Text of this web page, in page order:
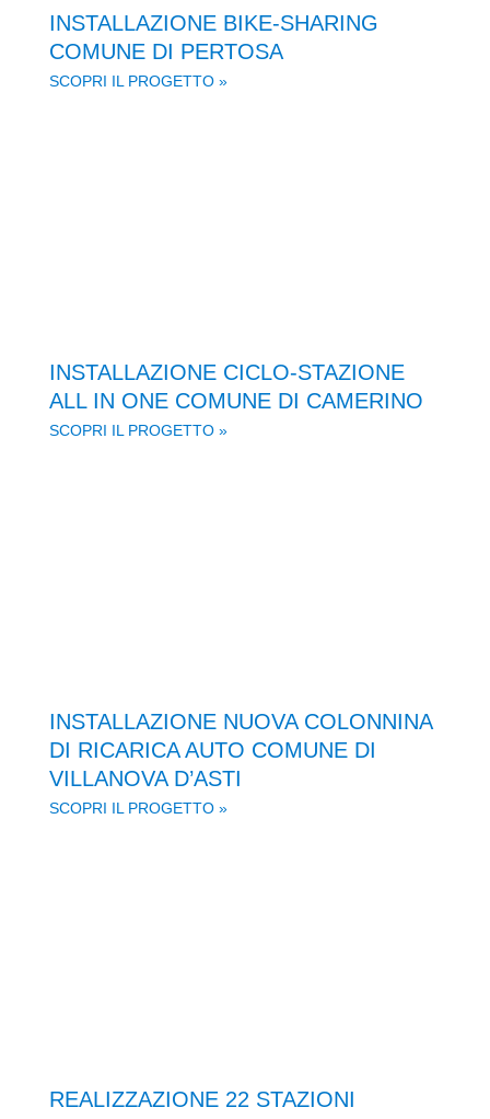
INSTALLAZIONE BIKE-SHARING
COMUNE DI PERTOSA
SCOPRI IL PROGETTO »
INSTALLAZIONE CICLO-STAZIONE
ALL IN ONE COMUNE DI CAMERINO
SCOPRI IL PROGETTO »
INSTALLAZIONE NUOVA COLONNINA
DI RICARICA AUTO COMUNE DI
VILLANOVA D’ASTI
SCOPRI IL PROGETTO »
REALIZZAZIONE 22 STAZIONI